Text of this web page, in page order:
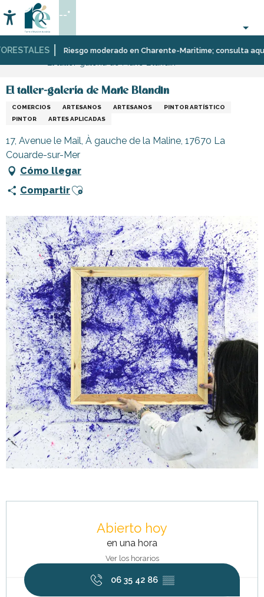
au
contenu
principal
Riesgo moderado en Charente-Maritime; consulta aquí
Accessibilité
Buscar
--°
Página Web InfórmeseTiendas
El taller-galería de Marie Blandin
COMERCIOS ARTESANOS ARTESANOS
PINTOR ARTÍSTICO
PINTOR
ARTES APLICADAS
17, Avenue le Mail, À gauche de la Maline, 17670 La
Couarde-sur-Mer
Cómo llegar
CompartirAjouter aux favoris
Abierto hoy
en una hora
Ver los horarios
06 35 42 86 ▒▒